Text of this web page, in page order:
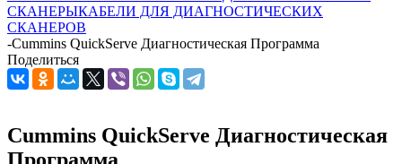
СКАНЕРЫКАБЕЛИ ДЛЯ ДИАГНОСТИЧЕСКИХ
СКАНЕРОВ
-Cummins QuickServe Диагностическая Программа
Поделиться
Cummins QuickServe Диагностическая